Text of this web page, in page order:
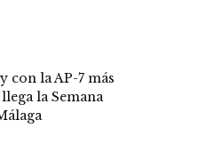
con la AP-7 más
la Semana